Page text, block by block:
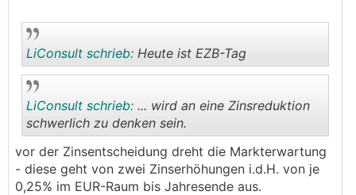
LiConsult schrieb: Heute ist EZB-Tag
..
LiConsult schrieb: ... wird an eine Zinsreduktion
schwerlich zu denken sein.
vor der Zinsentscheidung dreht die Markterwartung
- diese geht von zwei Zinserhöhungen i.d.H. von je
0,25% im EUR-Raum bis Jahresende aus.